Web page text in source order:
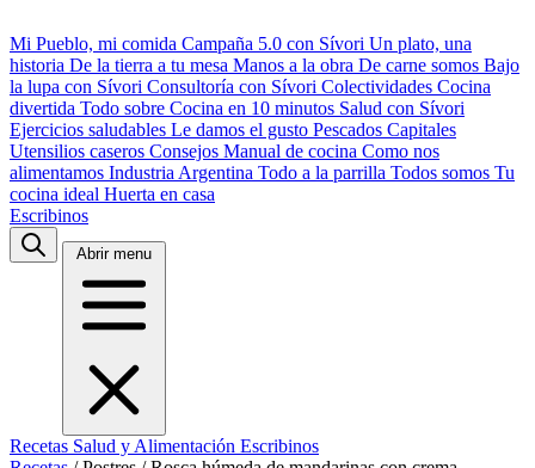
Mi Pueblo, mi comida Campaña 5.0 con Sívori Un plato, una
historia De la tierra a tu mesa Manos a la obra De carne somos Bajo
la lupa con Sívori Consultoría con Sívori Colectividades Cocina
divertida Todo sobre Cocina en 10 minutos Salud con Sívori
Ejercicios saludables Le damos el gusto Pescados Capitales
Utensilios caseros Consejos Manual de cocina Como nos
alimentamos Industria Argentina Todo a la parrilla Todos somos Tu
cocina ideal Huerta en casa
Escribinos
Abrir menu
Recetas Salud y Alimentación Escribinos